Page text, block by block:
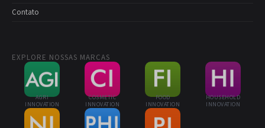
Contato
EXPLORE NOSSAS MARCAS
AGRI
INNOVATION
COSMETIC
INNOVATION
FOOD
INNOVATION
HOUSEHOLD
INNOVATION